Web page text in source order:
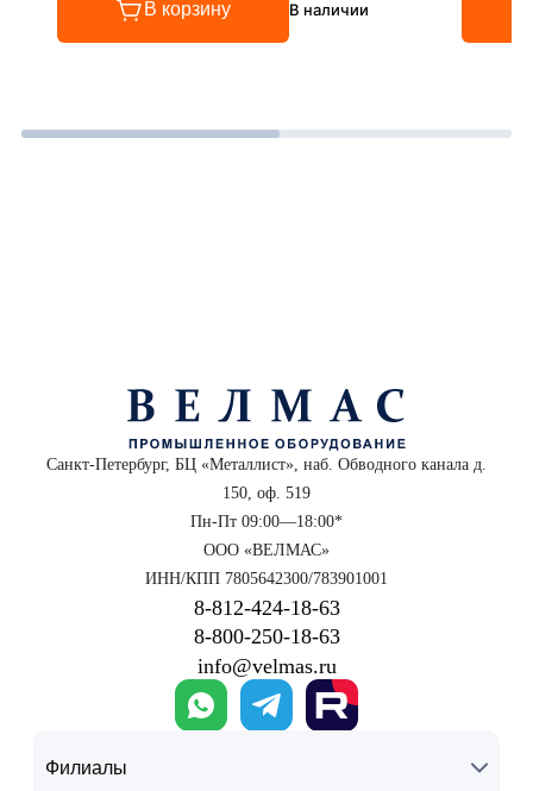
В корзину В наличии
Санкт-Петербург, БЦ «Металлист», наб. Обводного канала д.
150, оф. 519
Пн-Пт 09:00—18:00*
ООО «ВЕЛМАС»
ИНН/КПП 7805642300/783901001
8‑812‑424‑18‑63
8‑800‑250‑18‑63
info@velmas.ru
Филиалы